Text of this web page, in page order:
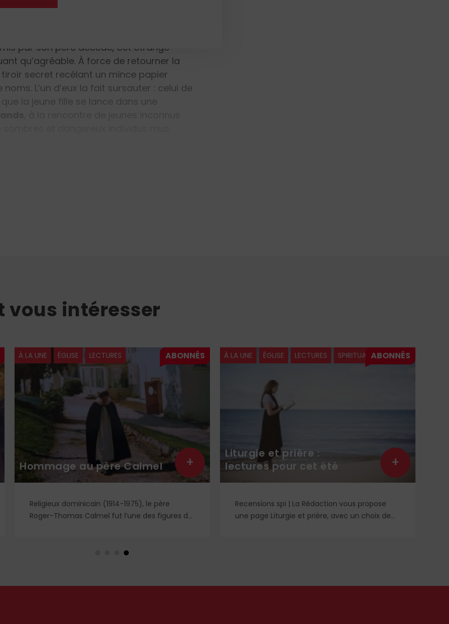
finement taillée, accompagnée d’une
par son père décédé, cet étrange
qu’agréable. À force de retourner la
secret recélant un mince papier
L’un d’eux la fait sursauter : celui de
la jeune fille se lance dans une
vous intéresser
À LA UNE ÉGLISE LECTURES
Hommage au père Calmel
Religieux dominicain (1914-1975), le père
Roger-Thomas Calmel fut l’une des figures du
traditionnelle, ainsi qu’aux antiques
des plus importants du XXᵉ siècle. Deux
+
À LA UNE ÉGLISE LECTURES SPIRITUALITÉ
Liturgie et prière :
lectures pour cet été
Recensions spi | La Rédaction vous propose
une page Liturgie et prière, avec un choix de
+